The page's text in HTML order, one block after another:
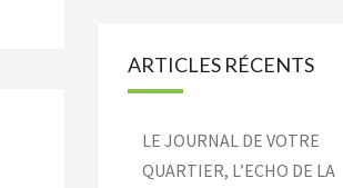
ARTICLES RÉCENTS
LE JOURNAL DE VOTRE
QUARTIER, L’ECHO DE LA